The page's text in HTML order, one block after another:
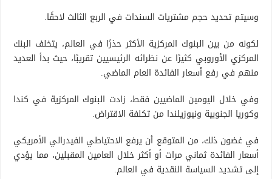
وسيتم تحديد حجم مشتريات السندات في الربع الثالث لاحقًا.
لكونه من بين البنوك المركزية الأكثر حذرًا في العالم، يتخلف البنك
المركزي الأوروبي كثيرًا عن نظرائه الرئيسيين تقريبًا، حيث بدأ العديد
منهم في رفع أسعار الفائدة العام الماضي.
وفي خلال اليومين الماضيين فقط، زادت البنوك المركزية في كندا
وكوريا الجنوبية ونيوزيلندا من تكلفة الاقتراض.
في غضون ذلك، من المتوقع أن يرفع الاحتياطي الفيدرالي الأمريكي
أسعار الفائدة ثماني مرات أو أكثر خلال العامين المقبلين، مما يؤدي
إلى تشديد السياسة النقدية في العالم.